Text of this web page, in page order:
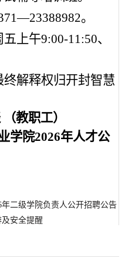
。
上午9:00-11:50、
终解释权归开封智慧
教职工）
学院2026年人才公
二级学院负责人公开招聘公告
安全提醒